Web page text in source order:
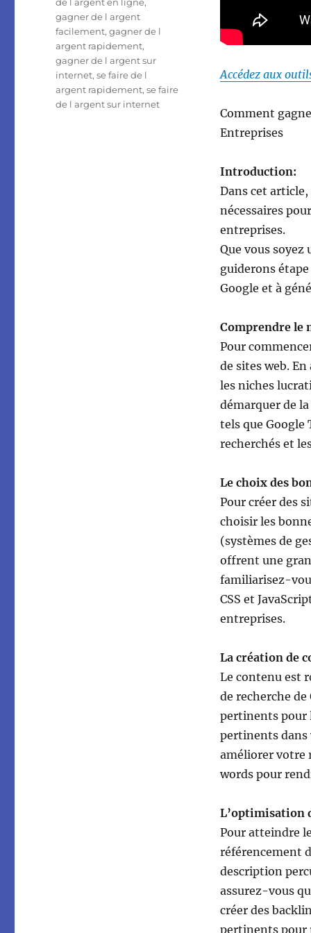
Accédez aux
Comment
Entreprises
Introduction:
Dans cet
nécessaires pour
entreprises.
Que vous
guiderons
Google et à
Comprendre le
Pour
de sites web.
les niches
démarquer de
tels que Google
recherchés et
Le choix des
Pour créer des
choisir les
(systèmes de
offrent une
familiarisez-
CSS et
entreprises.
La création de
Le contenu est
de recherche
pertinents pour
pertinents
améliorer votre
words pour
L’optimisation
Pour atteindre
référencement
description
assurez-vous
créer des
pertinents pour
gagner de l argent
facilement,gagner de l
argent rapidement,
gagner de l argent sur
internet,se faire de l
argent rapidement,se faire
de l argent sur internet